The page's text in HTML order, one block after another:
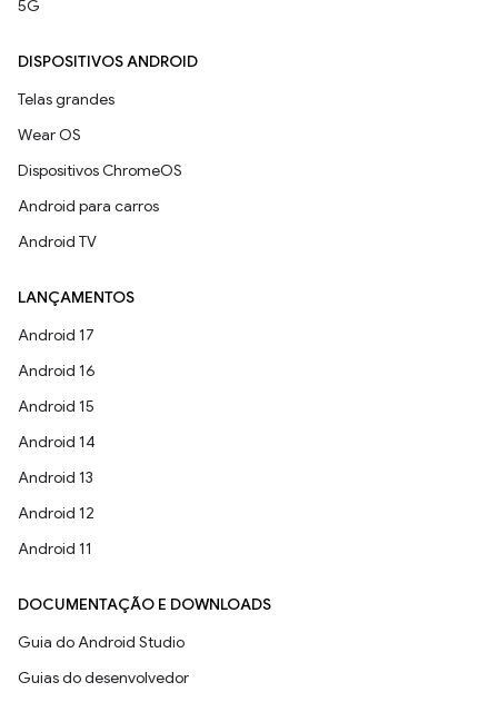
5G
DISPOSITIVOS ANDROID
Telas grandes
Wear OS
Dispositivos ChromeOS
Android para carros
Android TV
LANÇAMENTOS
Android 17
Android 16
Android 15
Android 14
Android 13
Android 12
Android 11
DOCUMENTAÇÃO E DOWNLOADS
Guia do Android Studio
Guias do desenvolvedor